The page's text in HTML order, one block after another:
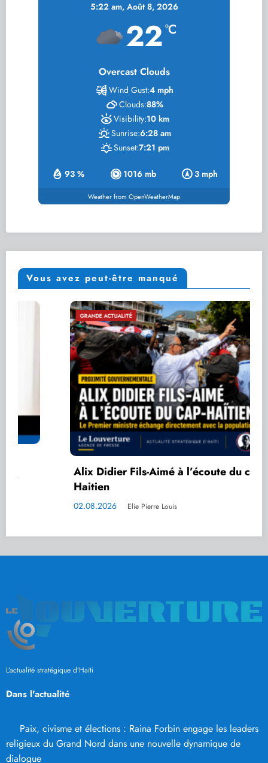
5:22 am, Août 8, 2026
22°C
Overcast Clouds
93 % 1016 mb 3 mph
Wind Gust:4 mph
Clouds:88%
Visibility:10 km
Sunrise:6:28 am
Sunset:7:21 pm
Weather from OpenWeatherMap
Vous avez peut-être manqué
GRANDE ACTUALITÉ
Alix Didier Fils-Aimé à l’écoute du cap-
Elie Pierre Louis
L’actualité stratégique d’Haïti
Dans l'actualité
Paix, civisme et élections : Raina Forbin engage les leaders
religieux du Grand Nord dans une nouvelle dynamique de
dialogue